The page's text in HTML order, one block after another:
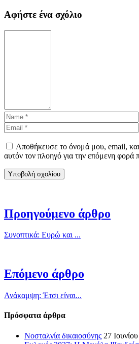
Αφήστε ένα σχόλιο
Αποθήκευσε το όνομά μου, email,
αυτόν τον πλοηγό για την επόμενη φορά
Προηγούμενο άρθρο
Συνοπτικά: Ευρώ και ...
Επόμενο άρθρο
Ανάκαμψη: Έτσι είναι...
Πρόσφατα άρθρα
Νοσταλγία δικαιοσύνης 27